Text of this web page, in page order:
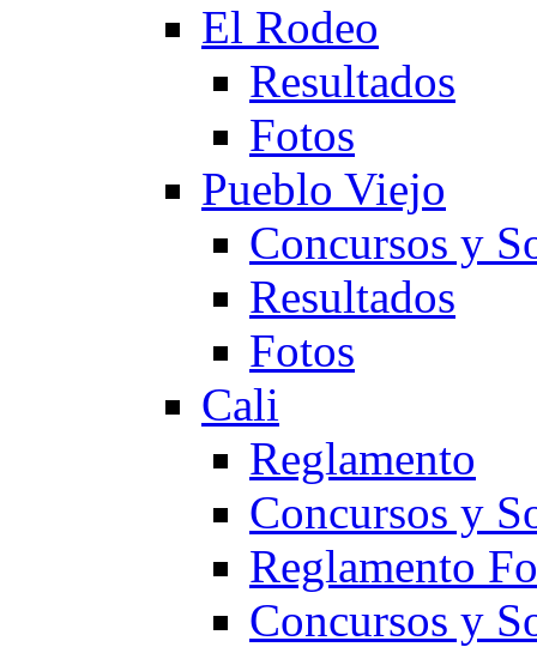
El Rodeo
Resultados
Fotos
Pueblo Viejo
Concursos y
Resultados
Fotos
Cali
Reglamento
Concursos y
Reglamento
Concursos y